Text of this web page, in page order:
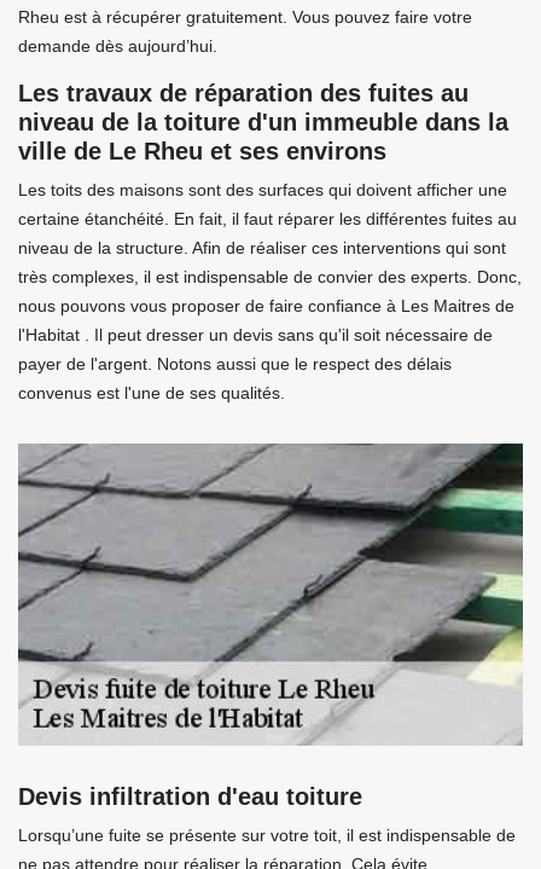
Rheu est à récupérer gratuitement. Vous pouvez faire votre
demande dès aujourd’hui.
Les travaux de réparation des fuites au
niveau de la toiture d'un immeuble dans la
ville de Le Rheu et ses environs
Les toits des maisons sont des surfaces qui doivent afficher une
certaine étanchéité. En fait, il faut réparer les différentes fuites au
niveau de la structure. Afin de réaliser ces interventions qui sont
très complexes, il est indispensable de convier des experts. Donc,
nous pouvons vous proposer de faire confiance à Les Maitres de
l'Habitat . Il peut dresser un devis sans qu'il soit nécessaire de
payer de l'argent. Notons aussi que le respect des délais
convenus est l'une de ses qualités.
Devis infiltration d'eau toiture
Lorsqu’une fuite se présente sur votre toit, il est indispensable de
ne pas attendre pour réaliser la réparation. Cela évite